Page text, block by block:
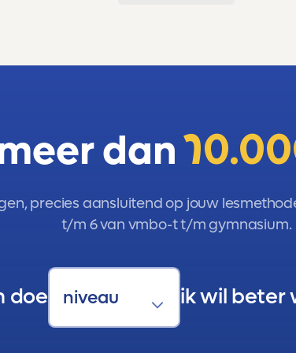
dan
precies aansluitend op jouw
t/m 6 van vmbo-t t/m gymnasium.
doe ik wil beter